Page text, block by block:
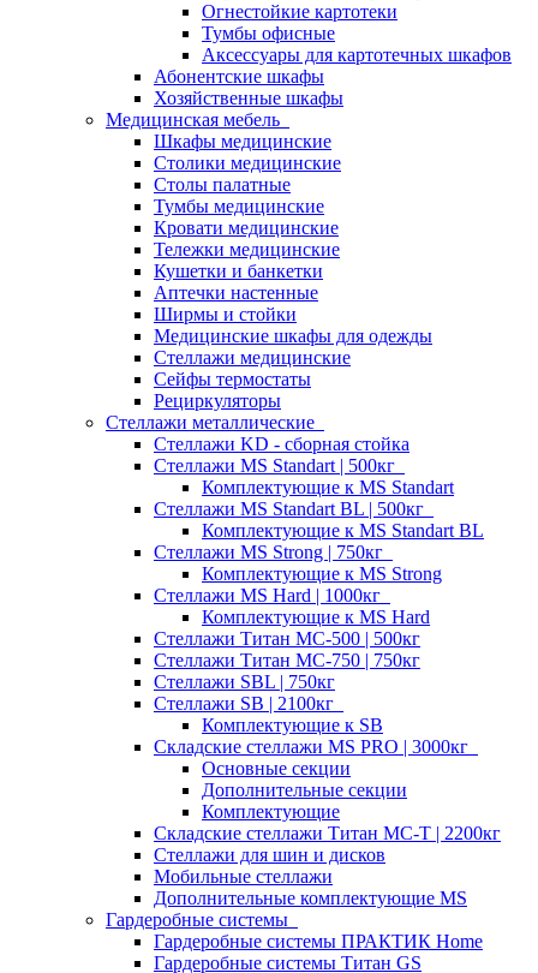
Огнестойкие картотеки
Тумбы офисные
Аксессуары для картотечных шкафов
Абонентские шкафы
Хозяйственные шкафы
Медицинская мебель
Шкафы медицинские
Столики медицинские
Столы палатные
Тумбы медицинские
Кровати медицинские
Тележки медицинские
Кушетки и банкетки
Аптечки настенные
Ширмы и стойки
Медицинские шкафы для одежды
Стеллажи медицинские
Сейфы термостаты
Рециркуляторы
Стеллажи металлические
Стеллажи KD - сборная стойка
Стеллажи MS Standart | 500кг
Комплектующие к MS Standart
Стеллажи MS Standart BL | 500кг
Комплектующие к MS Standart BL
Стеллажи MS Strong | 750кг
Комплектующие к MS Strong
Стеллажи MS Hard | 1000кг
Комплектующие к MS Hard
Стеллажи Титан МС-500 | 500кг
Стеллажи Титан МС-750 | 750кг
Стеллажи SBL | 750кг
Стеллажи SB | 2100кг
Комплектующие к SB
Складские стеллажи MS PRO | 3000кг
Основные секции
Дополнительные секции
Комплектующие
Складские стеллажи Титан МС-Т | 2200кг
Стеллажи для шин и дисков
Мобильные стеллажи
Дополнительные комплектующие MS
Гардеробные системы
Гардеробные системы ПРАКТИК Home
Гардеробные системы Титан GS